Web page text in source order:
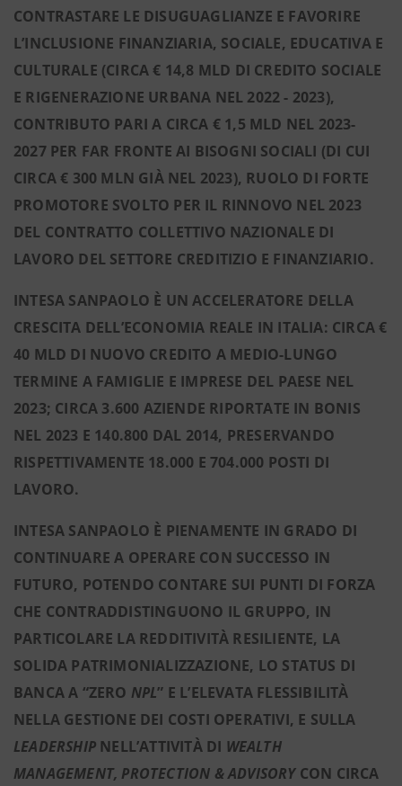
CONTRASTARE LE DISUGUAGLIANZE E FAVORIRE
L’INCLUSIONE FINANZIARIA, SOCIALE, EDUCATIVA E
CULTURALE (CIRCA € 14,8 MLD DI CREDITO SOCIALE
E RIGENERAZIONE URBANA NEL 2022 - 2023),
CONTRIBUTO PARI A CIRCA € 1,5 MLD NEL 2023-
2027 PER FAR FRONTE AI BISOGNI SOCIALI (DI CUI
CIRCA € 300 MLN GIÀ NEL 2023), RUOLO DI FORTE
PROMOTORE SVOLTO PER IL RINNOVO NEL 2023
DEL CONTRATTO COLLETTIVO NAZIONALE DI
LAVORO DEL SETTORE CREDITIZIO E FINANZIARIO.
INTESA SANPAOLO È UN ACCELERATORE DELLA
CRESCITA DELL’ECONOMIA REALE IN ITALIA: CIRCA €
40 MLD DI NUOVO CREDITO A MEDIO-LUNGO
TERMINE A FAMIGLIE E IMPRESE DEL PAESE NEL
2023; CIRCA 3.600 AZIENDE RIPORTATE IN BONIS
NEL 2023 E 140.800 DAL 2014, PRESERVANDO
RISPETTIVAMENTE 18.000 E 704.000 POSTI DI
LAVORO.
INTESA SANPAOLO È PIENAMENTE IN GRADO DI
CONTINUARE A OPERARE CON SUCCESSO IN
FUTURO, POTENDO CONTARE SUI PUNTI DI FORZA
CHE CONTRADDISTINGUONO IL GRUPPO, IN
PARTICOLARE LA REDDITIVITÀ RESILIENTE, LA
SOLIDA PATRIMONIALIZZAZIONE, LO STATUS DI
BANCA A “ZERO NPL” E L’ELEVATA FLESSIBILITÀ
NELLA GESTIONE DEI COSTI OPERATIVI, E SULLA
LEADERSHIP NELL’ATTIVITÀ DI WEALTH
MANAGEMENT, PROTECTION & ADVISORYCON CIRCA